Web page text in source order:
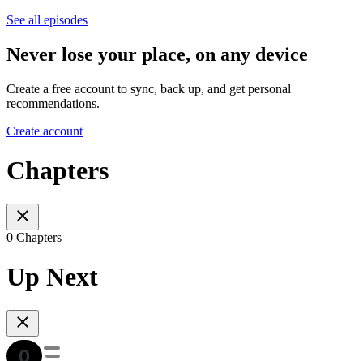
See all episodes
Never lose your place, on any device
Create a free account to sync, back up, and get personal
recommendations.
Create account
Chapters
0 Chapters
Up Next